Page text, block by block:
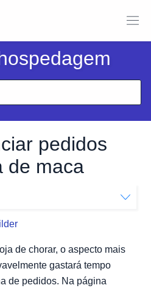
pedidos
de maca
de chorar, o aspecto mais
gastará tempo
de pedidos. Na página